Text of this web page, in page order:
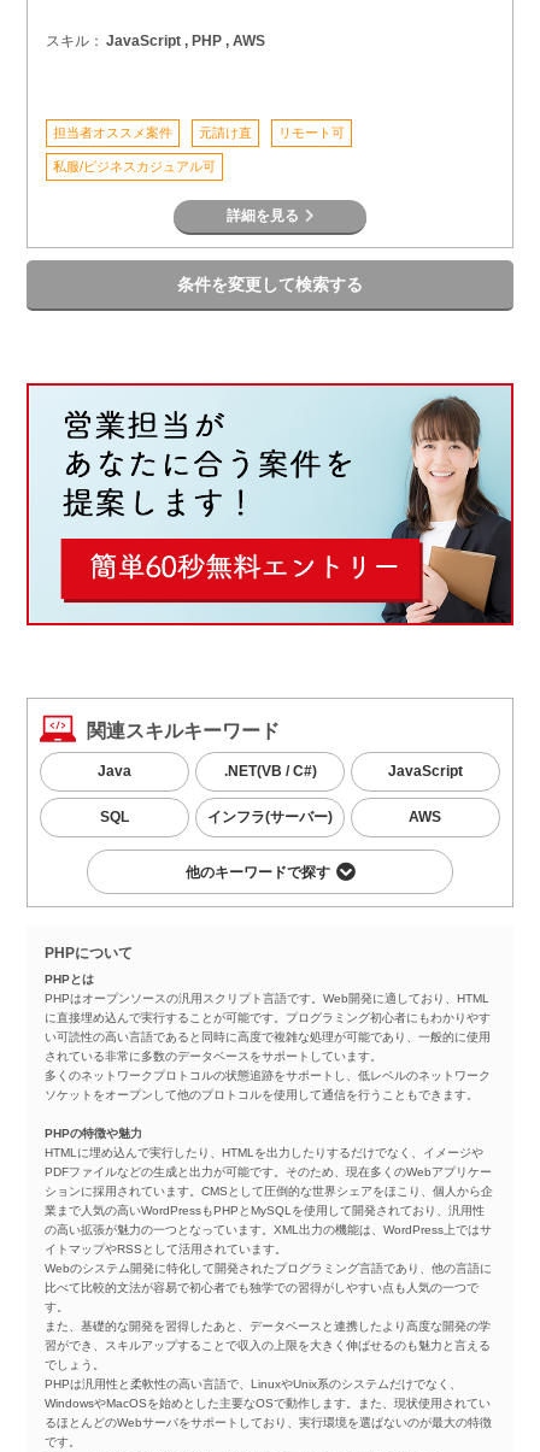
スキル： JavaScript , PHP , AWS
担当者オススメ案件 元請け直 リモート可
私服/ビジネスカジュアル可
詳細を見る
条件を変更して検索する
関連スキルキーワード
Java .NET(VB / C#) JavaScript
SQL インフラ(サーバー) AWS
他のキーワードで探す
PHPについて
PHPとは
PHPはオープンソースの汎用スクリプト言語です。Web開発に適しており、HTML
に直接埋め込んで実行することが可能です。プログラミング初心者にもわかりやす
い可読性の高い言語であると同時に高度で複雑な処理が可能であり、一般的に使用
されている非常に多数のデータベースをサポートしています。
多くのネットワークプロトコルの状態追跡をサポートし、低レベルのネットワーク
ソケットをオープンして他のプロトコルを使用して通信を行うこともできます。
PHPの特徴や魅力
HTMLに埋め込んで実行したり、HTMLを出力したりするだけでなく、イメージや
PDFファイルなどの生成と出力が可能です。そのため、現在多くのWebアプリケー
ションに採用されています。CMSとして圧倒的な世界シェアをほこり、個人から企
業まで人気の高いWordPressもPHPとMySQLを使用して開発されており、汎用性
の高い拡張が魅力の一つとなっています。XML出力の機能は、WordPress上ではサ
イトマップやRSSとして活用されています。
Webのシステム開発に特化して開発されたプログラミング言語であり、他の言語に
比べて比較的文法が容易で初心者でも独学での習得がしやすい点も人気の一つで
す。
また、基礎的な開発を習得したあと、データベースと連携したより高度な開発の学
習ができ、スキルアップすることで収入の上限を大きく伸ばせるのも魅力と言える
でしょう。
PHPは汎用性と柔軟性の高い言語で、LinuxやUnix系のシステムだけでなく、
WindowsやMacOSを始めとした主要なOSで動作します。また、現状使用されてい
るほとんどのWebサーバをサポートしており、実行環境を選ばないのが最大の特徴
です。